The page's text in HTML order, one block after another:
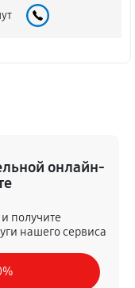
5G
онлайн-
и получите
нашего сервиса